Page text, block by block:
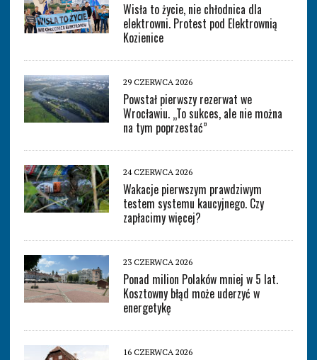
Wisła to życie, nie chłodnica dla
elektrowni. Protest pod Elektrownią
Kozienice
29 CZERWCA 2026
Powstał pierwszy rezerwat we
Wrocławiu. „To sukces, ale nie można
na tym poprzestać”
24 CZERWCA 2026
Wakacje pierwszym prawdziwym
testem systemu kaucyjnego. Czy
zapłacimy więcej?
23 CZERWCA 2026
Ponad milion Polaków mniej w 5 lat.
Kosztowny błąd może uderzyć w
energetykę
16 CZERWCA 2026